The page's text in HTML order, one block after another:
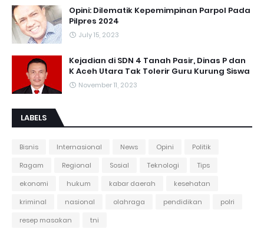
Opini: Dilematik Kepemimpinan Parpol Pada
Pilpres 2024
July 15, 2023
Kejadian di SDN 4 Tanah Pasir, Dinas P dan
K Aceh Utara Tak Tolerir Guru Kurung Siswa
November 11, 2023
LABELS
Bisnis Internasional News Opini
Politik
Ragam
Regional Sosial Teknologi
Tips
ekonomi
hukum kabar daerah
kesehatan
kriminal
nasional olahraga pendidikan
polri
resep masakan
tni